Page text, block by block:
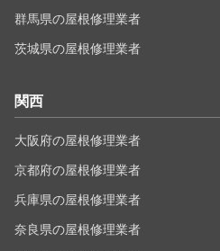
群馬県の屋根修理業者
茨城県の屋根修理業者
関西
大阪府の屋根修理業者
京都府の屋根修理業者
兵庫県の屋根修理業者
奈良県の屋根修理業者